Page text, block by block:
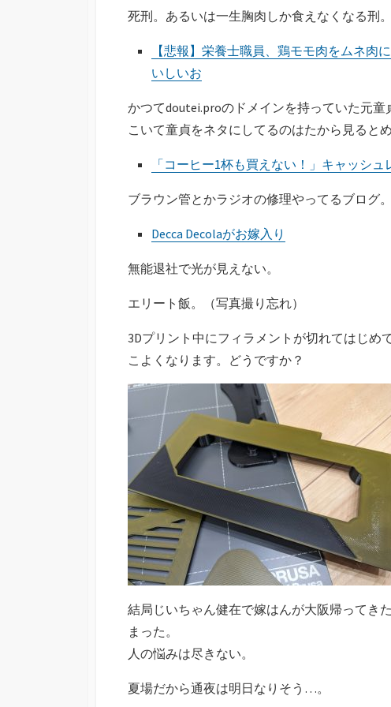
死刑。あるいは一生胸肉しか食えなくなる刑。
【悲報】栄養士職員、鶏モモ肉をムネ肉
いしいお
かつてdoutei.proのドメインを持っていた元
こいて童貞をネタにしてるのはたから見ると
「コーヒー1杯も買えない！」キャッシ
ブラウン管とかラジオの修理やってるブログ。
Decca Decolaがお嫁入り
無能退社で光が見えない。
エリート飯。（写真撮り忘れ）
3Dプリント中にフィラメントが切れてはじめ
こよくなります。どうですか？
結局じいちゃん健在で嫁はんが大阪帰ってき
まった。
人の悩みは尽きない。
夏場だから通夜は明日なりそう…。